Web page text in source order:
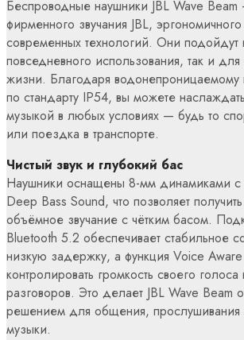
Беспроводные наушники JBL Wave Beam
фирменного звучания JBL,
современных технологий. Они подойдут
повседневного использования, так и для
жизни. Благодаря водонепроницаемому
по стандарту IP54, вы можете
музыкой в любых условиях — будь то
или поездка в транспорте.
Чистый звук и глубокий бас
Наушники оснащены 8-мм динамиками с
Deep Bass Sound, что позволяет
объёмное звучание с чётким басом.
Bluetooth 5.2 обеспечивает стабильное
низкую задержку, а функция Voice Aware
контролировать громкость своего
разговоров. Это делает JBL Wave Beam
решением для общения, прослушивания
музыки.